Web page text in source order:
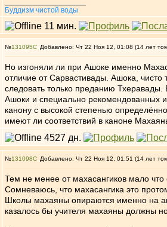
Буддизм чистой воды
№131095 Добавлено: Чт 22 Ноя 12, 01:08 (14 лет
Но изгоняли ли при Ашоке именно
отличие от Сарвастивады. Ашока, чисто
следовать только преданию
Ашоки и специально рекомендованных
канону с высокой степенью
имеют ли соответствий в каноне
№131098 Добавлено: Чт 22 Ноя 12, 01:51 (14 лет
Тем не менее от махасангиков мало что
Сомневаюсь, что махасангика это
Школы махаяны опираются именно на
казалось бы учителя махаяны должны